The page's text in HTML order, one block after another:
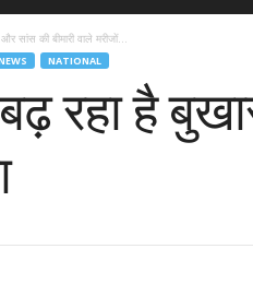
सांस की बीमारी वाले मरीजों...
NATIONAL
रहा है